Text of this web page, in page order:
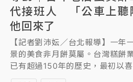
代接班人 「公車上聽
他回來了
【記者劉沛妘／台北報導】一年
景的美食非月餅莫屬。台灣糕餅
已有超過150年的歷史，最初以
第五代接班人、46歲的郭元益食